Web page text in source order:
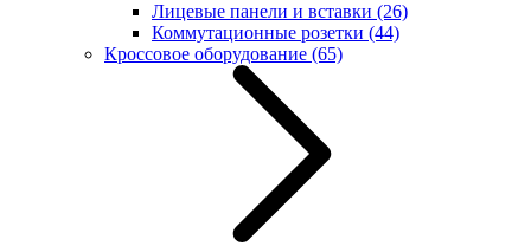
Лицевые панели и вставки (26)
Коммутационные розетки (44)
Кроссовое оборудование (65)